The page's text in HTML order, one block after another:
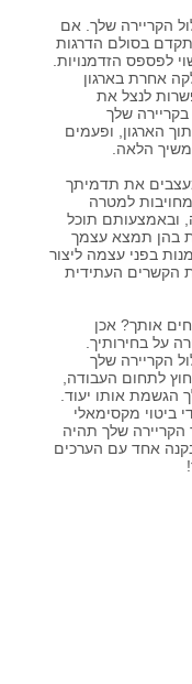
הקריירה שלך. אם
בסולם הדרגות
לפספס הזדמנויות.
אחרת בארגון
לנצל את
בקריירה שלך
הארגון, ופעמים
הלאה.
את תדמיתך
למטרה
ובאמצעותם תוכל
בהן תמצא עצמך
בפני עצמה ליצור
הקשרים העתידית
אותך? אכן
על בחירותיך.
הקריירה שלך
לתחום העבודה,
הגשמת אותו יעוד.
ביטוי מקסימאלי
שלך תהיה
אחד עם הערכים